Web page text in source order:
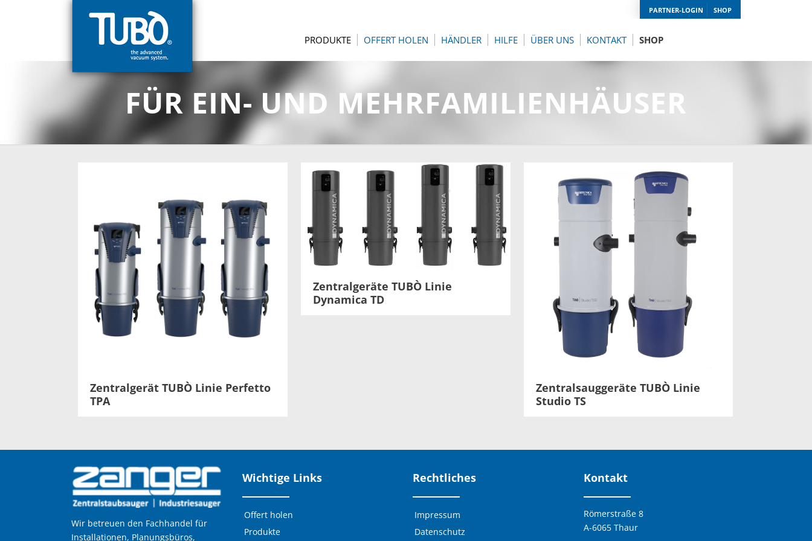
PARTNER-LOGIN SHOP
PRODUKTE OFFERT HOLEN HÄNDLER HILFE ÜBER UNS KONTAKT SHOP
FÜR EIN- UND MEHRFAMILIENHÄUSER
Zentralgerät TUBÒ Linie Perfetto
TPA
Zentralgeräte TUBÒ Linie
Dynamica TD
Zentralsauggeräte TUBÒ Linie
Studio TS
Wir betreuen den Fachhandel für
Installationen, Planungsbüros,
Wichtige Links
Offert holen
Produkte
Rechtliches
Impressum
Datenschutz
Kontakt
Römerstraße 8
A-6065 Thaur